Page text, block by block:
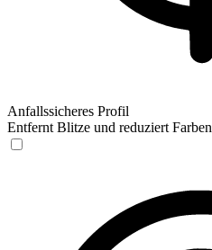
Anfallssicheres Profil
Entfernt Blitze und reduziert Farben